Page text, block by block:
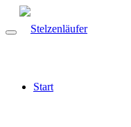
Start